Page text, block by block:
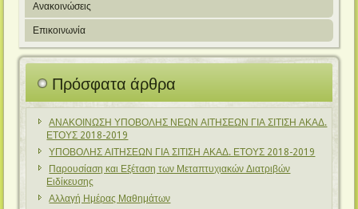
Ανακοινώσεις
Επικοινωνία
Πρόσφατα άρθρα
ΑΝΑΚΟΙΝΩΣΗ ΥΠΟΒΟΛΗΣ ΝΕΩΝ ΑΙΤΗΣΕΩΝ ΓΙΑ ΣΙΤΙΣΗ ΑΚΑΔ.
ΕΤΟΥΣ 2018-2019
ΥΠΟΒΟΛΗΣ ΑΙΤΗΣΕΩΝ ΓΙΑ ΣΙΤΙΣΗ ΑΚΑΔ. ΕΤΟΥΣ 2018-2019
Παρουσίαση και Εξέταση των Μεταπτυχιακών Διατριβών
Ειδίκευσης
Αλλαγή Ημέρας Μαθημάτων